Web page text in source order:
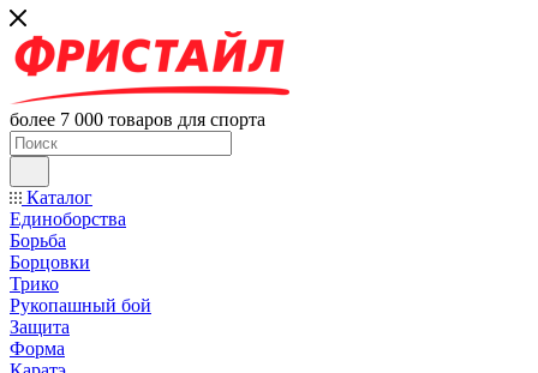
более 7 000 товаров для спорта
Каталог
Единоборства
Борьба
Борцовки
Трико
Рукопашный бой
Защита
Форма